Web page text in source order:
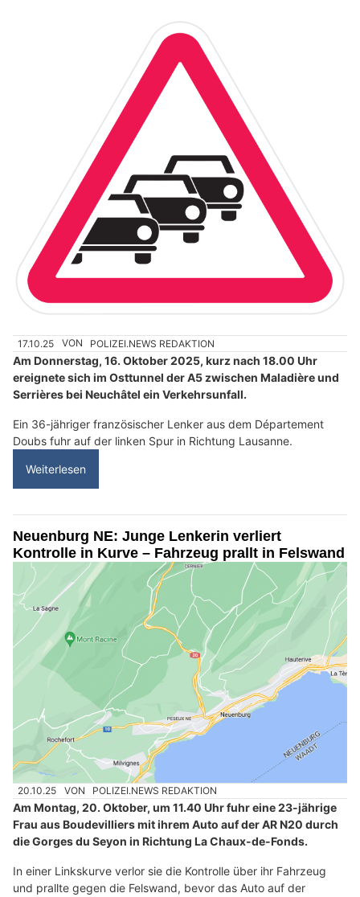
17.10.25 VON POLIZEI.NEWS REDAKTION
Am Donnerstag, 16. Oktober 2025, kurz nach 18.00 Uhr
ereignete sich im Osttunnel der A5 zwischen Maladière und
Serrières bei Neuchâtel ein Verkehrsunfall.
Ein 36-jähriger französischer Lenker aus dem Département
Doubs fuhr auf der linken Spur in Richtung Lausanne.
Weiterlesen
Neuenburg NE: Junge Lenkerin verliert
Kontrolle in Kurve – Fahrzeug prallt in Felswand
20.10.25 VON POLIZEI.NEWS REDAKTION
Am Montag, 20. Oktober, um 11.40 Uhr fuhr eine 23-jährige
Frau aus Boudevilliers mit ihrem Auto auf der AR N20 durch
die Gorges du Seyon in Richtung La Chaux-de-Fonds.
In einer Linkskurve verlor sie die Kontrolle über ihr Fahrzeug
und prallte gegen die Felswand, bevor das Auto auf der